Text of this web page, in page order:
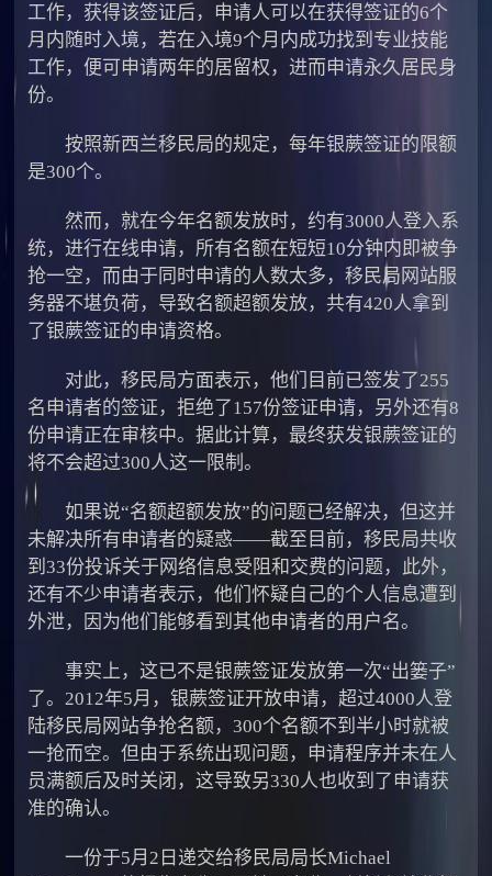
工作，获得该签证后，申请人可以在获得签证的6个
月内随时入境，若在入境9个月内成功找到专业技能
工作，便可申请两年的居留权，进而申请永久居民身
份。
按照新西兰移民局的规定，每年银蕨签证的限额
是300个。
然而，就在今年名额发放时，约有3000人登入系
统，进行在线申请，所有名额在短短10分钟内即被争
抢一空，而由于同时申请的人数太多，移民局网站服
务器不堪负荷，导致名额超额发放，共有420人拿到
了银蕨签证的申请资格。
对此，移民局方面表示，他们目前已签发了255
名申请者的签证，拒绝了157份签证申请，另外还有8
份申请正在审核中。据此计算，最终获发银蕨签证的
将不会超过300人这一限制。
如果说“名额超额发放”的问题已经解决，但这并
未解决所有申请者的疑惑——截至目前，移民局共收
到33份投诉关于网络信息受阻和交费的问题，此外，
还有不少申请者表示，他们怀疑自己的个人信息遭到
外泄，因为他们能够看到其他申请者的用户名。
事实上，这已不是银蕨签证发放第一次“出篓子”
了。2012年5月，银蕨签证开放申请，超过4000人登
陆移民局网站争抢名额，300个名额不到半小时就被
一抢而空。但由于系统出现问题，申请程序并未在人
员满额后及时关闭，这导致另330人也收到了申请获
准的确认。
一份于5月2日递交给移民局局长Michael